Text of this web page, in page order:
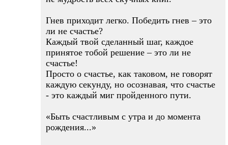
Гнев приходит легко. Победить гнев – это
ли не счастье?
Каждый твой сделанный шаг, каждое
принятое тобой решение – это ли не
счастье!
Просто о счастье, как таковом, не говорят
каждую секунду, но осознавая, что счастье
- это каждый миг пройденного пути.
«Быть счастливым с утра и до момента
рождения...»